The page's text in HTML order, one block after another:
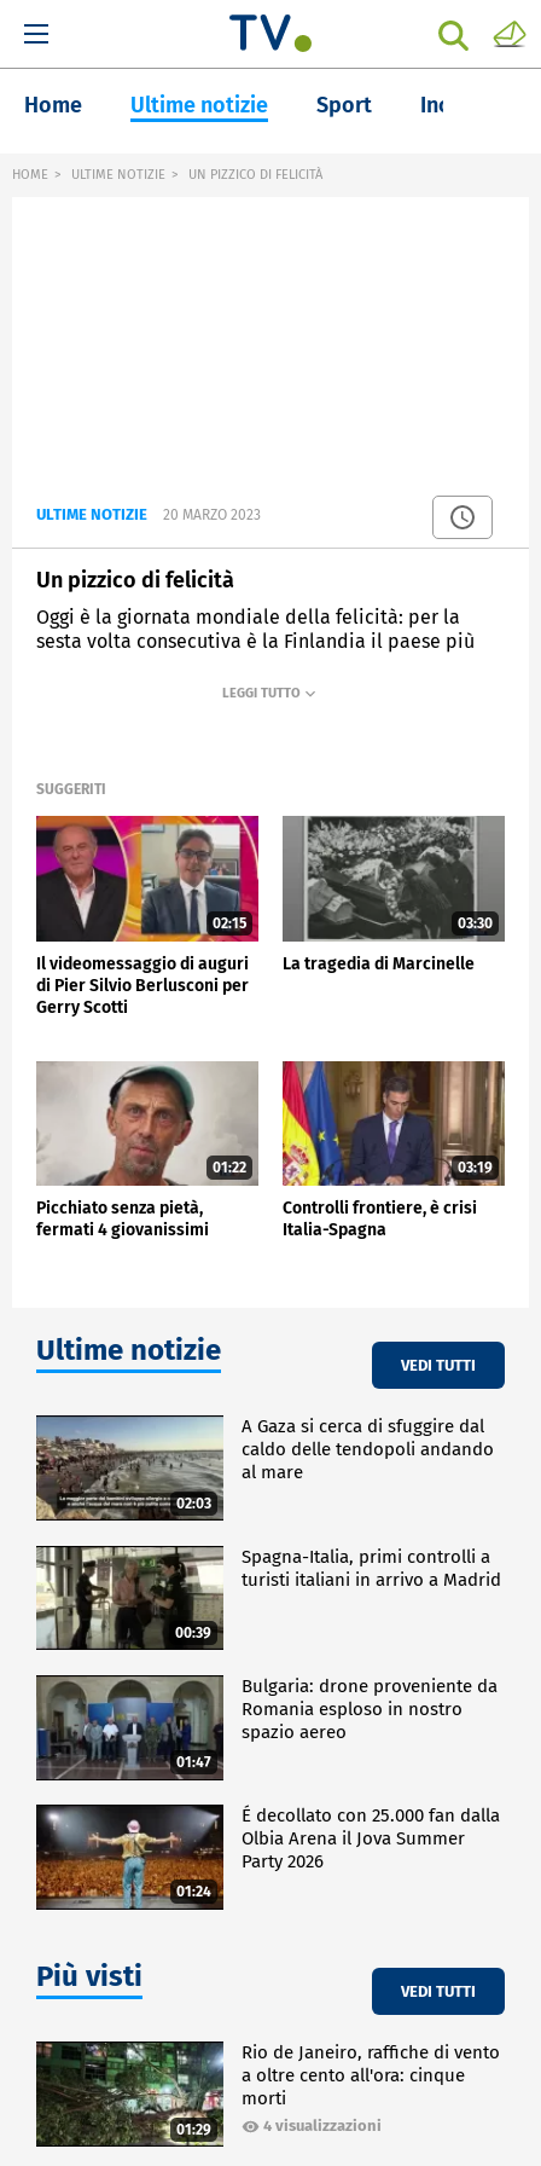
Home Ultime notizie Sport Inchieste
HOME ULTIME NOTIZIE UN PIZZICO DI FELICITÀ
ULTIME NOTIZIE 20 MARZO 2023
Un pizzico di felicità
Oggi è la giornata mondiale della felicità: per la
sesta volta consecutiva è la Finlandia il paese più
SUGGERITI
02:15
Il videomessaggio di auguri
di Pier Silvio Berlusconi per
Gerry Scotti
03:30
La tragedia di Marcinelle
01:22
Picchiato senza pietà,
fermati 4 giovanissimi
03:19
Controlli frontiere, è crisi
Italia-Spagna
Ultime notizie VEDI TUTTI
02:03
A Gaza si cerca di sfuggire dal
caldo delle tendopoli andando
al mare
00:39
Spagna-Italia, primi controlli a
turisti italiani in arrivo a Madrid
01:47
Bulgaria: drone proveniente da
Romania esploso in nostro
spazio aereo
01:24
É decollato con 25.000 fan dalla
Olbia Arena il Jova Summer
Party 2026
Più visti VEDI TUTTI
01:29
Rio de Janeiro, raffiche di vento
a oltre cento all'ora: cinque
morti
4 visualizzazioni